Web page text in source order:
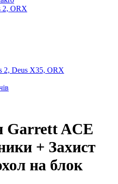
2, ORX
2, Deus X35, ORX
Garrett ACE
+ Захист
на блок